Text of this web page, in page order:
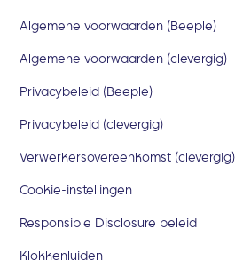
Algemene voorwaarden (Beeple)
Algemene voorwaarden (clevergig)
Privacybeleid (Beeple)
Privacybeleid (clevergig)
Verwerkersovereenkomst (clevergig)
Cookie-instellingen
Responsible Disclosure beleid
Klokkenluiden